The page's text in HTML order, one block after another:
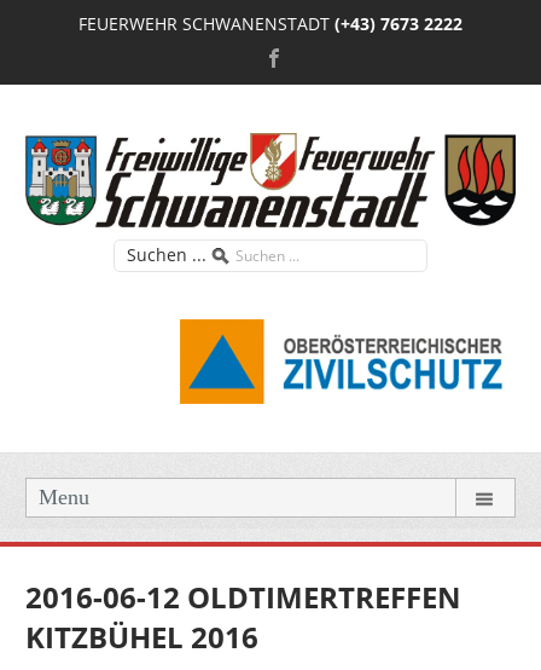
FEUERWEHR SCHWANENSTADT (+43) 7673 2222
Suchen ...
Menu
2016-06-12 OLDTIMERTREFFEN
KITZBÜHEL 2016